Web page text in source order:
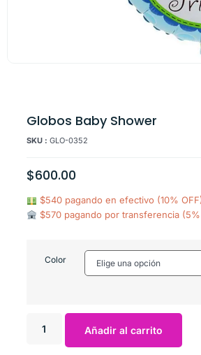
Globos Baby Shower
SKU : GLO-0352
$600.00
$540 pagando en efectivo (10%
$570 pagando por transferencia (5%
Color
Añadir al carrito